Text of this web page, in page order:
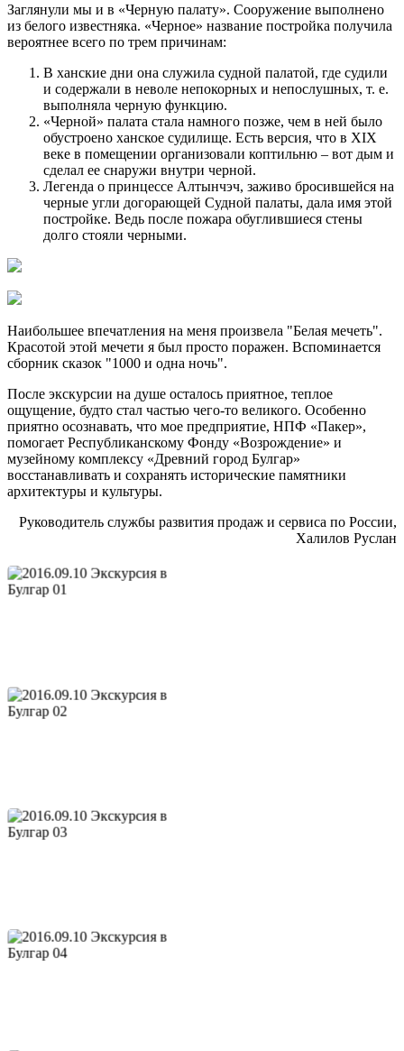
Заглянули мы и в «Черную палату». Сооружение выполнено
из белого известняка. «Черное» название постройка получила
вероятнее всего по трем причинам:
В ханские дни она служила судной палатой, где судили
и содержали в неволе непокорных и непослушных, т. е.
выполняла черную функцию.
«Черной» палата стала намного позже, чем в ней было
обустроено ханское судилище. Есть версия, что в XIX
веке в помещении организовали коптильню – вот дым и
сделал ее снаружи внутри черной.
Легенда о принцессе Алтынчэч, заживо бросившейся на
черные угли догорающей Судной палаты, дала имя этой
постройке. Ведь после пожара обуглившиеся стены
долго стояли черными.
Наибольшее впечатления на меня произвела "Белая мечеть".
Красотой этой мечети я был просто поражен. Вспоминается
сборник сказок "1000 и одна ночь".
После экскурсии на душе осталось приятное, теплое
ощущение, будто стал частью чего-то великого. Особенно
приятно осознавать, что мое предприятие, НПФ «Пакер»,
помогает Республиканскому Фонду «Возрождение» и
музейному комплексу «Древний город Булгар»
восстанавливать и сохранять исторические памятники
архитектуры и культуры.
Руководитель службы развития продаж и сервиса по России,
Халилов Руслан